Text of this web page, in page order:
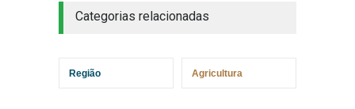
Categorias relacionadas
Região Agricultura